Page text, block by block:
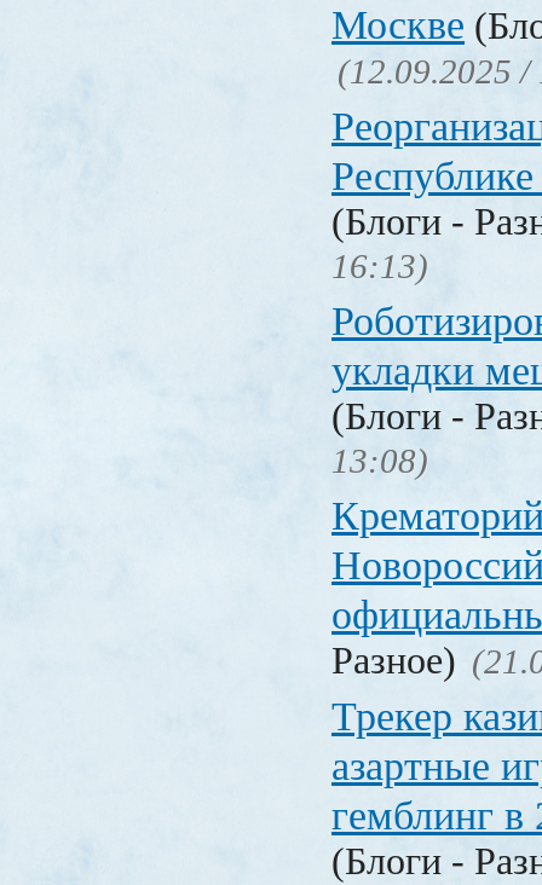
Москве
(12.09.2025 /
(Блоги -
16:13)
укладки
(Блоги -
13:08)
Разное)
Трекер
азартные
гемблинг в
(Блоги -